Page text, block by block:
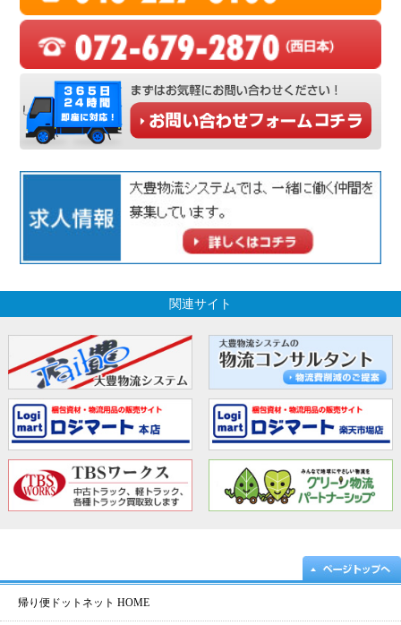
関連サイト
帰り便ドットネット HOME